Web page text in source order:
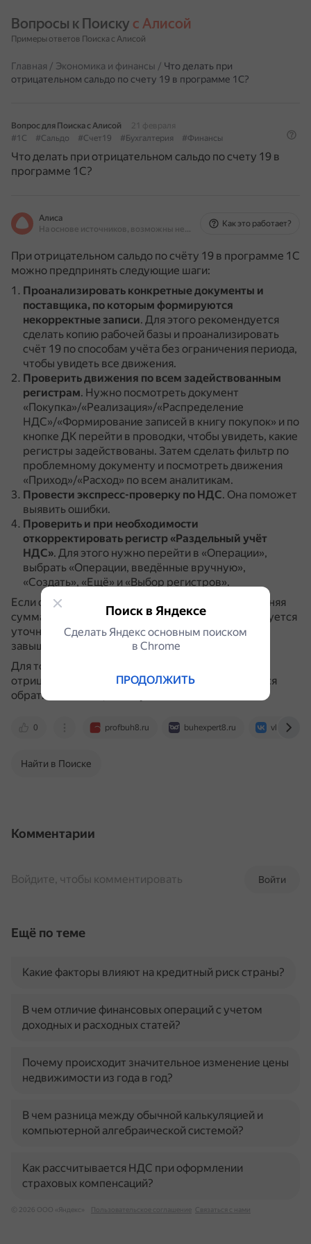
Вопросы к Поиску с Алисой
Примеры ответов Поиска с Алисой
Главная / Экономика и финансы / Что делать при
отрицательном сальдо по счету 19 в программе 1С?
Вопрос для Поиска с Алисой
21 февраля
#1C
#Сальдо #Счет19 #Бухгалтерия #Финансы
Что делать при отрицательном сальдо по счету 19 в
программе 1С?
Алиса
На основе источников, возможны неточности
Как это работает?
При отрицательном сальдо по счёту 19 в программе 1С
можно предпринять следующие шаги:
Проанализировать конкретные документы и
поставщика, по которым формируются
некорректные записи. Для этого рекомендуется
сделать копию рабочей базы и проанализировать
счёт 19 по способам учёта без ограничения периода,
чтобы увидеть все движения.
Проверить движения по всем задействованным
регистрам. Нужно посмотреть документ
«Покупка»/«Реализация»/«Распределение
НДС»/«Формирование записей в книгу покупок» и по
кнопке ДК перейти в проводки, чтобы увидеть, какие
регистры задействованы. Затем сделать фильтр по
проблемному документу и посмотреть движения
«Приход»/«Расход» по всем аналитикам.
Провести экспресс-проверку по НДС. Она поможет
выявить ошибки.
Проверить и при необходимости
откорректировать регистр «Раздельный учёт
НДС». Для этого нужно перейти в «Операции»,
выбрать «Операции, введённые вручную»,
«Создать», «Ещё» и «Выбор регистров».
Если сальдо отрицательное, то, возможно, излишняя
сумма НДС принята к вычету.В этом случае требуется
уточнённая декларация по НДС за период с
завышением.
Для точной диагностики и устранения причин
отрицательного сальдо по счёту 19 рекомендуется
обратиться к специалисту.
0 profbuh8.ru buhexpert8.ru vk.com
Найти в Поиске
Комментарии
Войти
Войдите, чтобы комментировать
Ещё по теме
Какие факторы влияют на кредитный риск страны?
В чем отличие финансовых операций с учетом
доходных и расходных статей?
Почему происходит значительное изменение цены
недвижимости из года в год?
В чем разница между обычной калькуляцией и
компьютерной алгебраической системой?
Как рассчитывается НДС при оформлении
страховых компенсаций?
© 2026 ООО «Яндекс» Пользовательское соглашение Связаться с нами
Поиск в Яндексе
Сделать Яндекс основным поиском
в Сhrome
ПРОДОЛЖИТЬ